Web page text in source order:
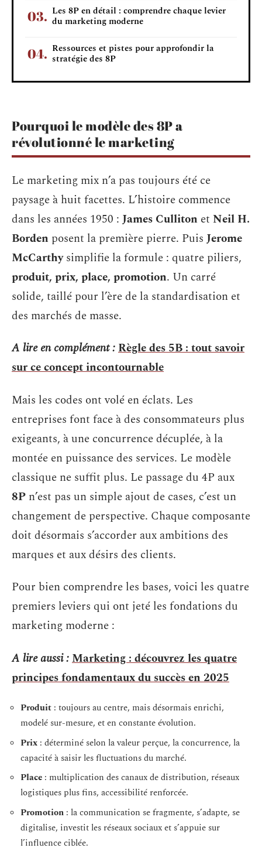
Les 8P en détail : comprendre chaque levier
du marketing moderne
Ressources et pistes pour approfondir la
stratégie des 8P
Pourquoi le modèle des 8P a
révolutionné le marketing
Le marketing mix n’a pas toujours été ce
paysage à huit facettes. L’histoire commence
dans les années 1950 : James Culliton et Neil H.
Borden posent la première pierre. Puis Jerome
McCarthysimplifie la formule : quatre piliers,
produit, prix, place, promotion. Un carré
solide, taillé pour l’ère de la standardisation et
des marchés de masse.
A lire en complément :Règle des 5B : tout savoir
sur ce concept incontournable
Mais les codes ont volé en éclats. Les
entreprises font face à des consommateurs plus
exigeants, à une concurrence décuplée, à la
montée en puissance des services. Le modèle
classique ne suffit plus. Le passage du 4P aux
8P n’est pas un simple ajout de cases, c’est un
changement de perspective. Chaque composante
doit désormais s’accorder aux ambitions des
marques et aux désirs des clients.
Pour bien comprendre les bases, voici les quatre
premiers leviers qui ont jeté les fondations du
marketing moderne :
A lire aussi :Marketing : découvrez les quatre
principes fondamentaux du succès en 2025
Produit : toujours au centre, mais désormais enrichi,
modelé sur-mesure, et en constante évolution.
Prix : déterminé selon la valeur perçue, la concurrence, la
capacité à saisir les fluctuations du marché.
Place : multiplication des canaux de distribution, réseaux
logistiques plus fins, accessibilité renforcée.
Promotion : la communication se fragmente, s’adapte, se
digitalise, investit les réseaux sociaux et s’appuie sur
l’influence ciblée.